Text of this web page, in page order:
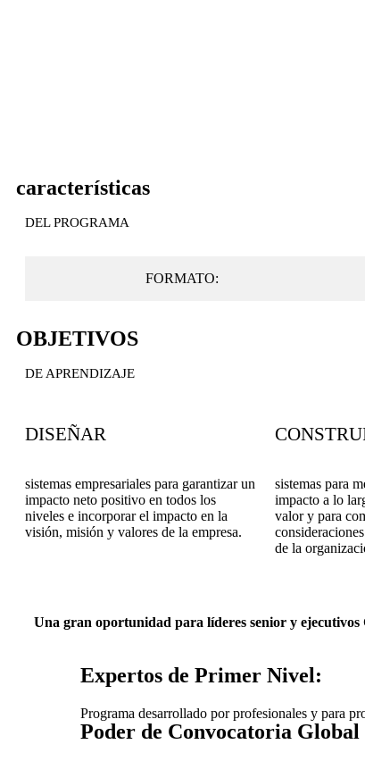
características
DEL PROGRAMA
FORMATO:
OBJETIVOS
DE APRENDIZAJE
DISEÑAR
sistemas empresariales para garantizar un
impacto neto positivo en todos los
niveles e incorporar el impacto en la
visión, misión y valores de la empresa.
sistemas para
impacto a lo
valor y para
de la
Una gran oportunidad para líderes senior y ejecutivos
Expertos de Primer Nivel:
Programa desarrollado por profesionales y para
Poder de Convocatoria Global